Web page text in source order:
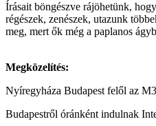
Írásait böngészve rájöhetünk,
régészek, zenészek, utazunk
meg, mert ők még a paplanos
Megközelítés:
Nyíregyháza Budapest felől az
Budapestről óránként indulnak